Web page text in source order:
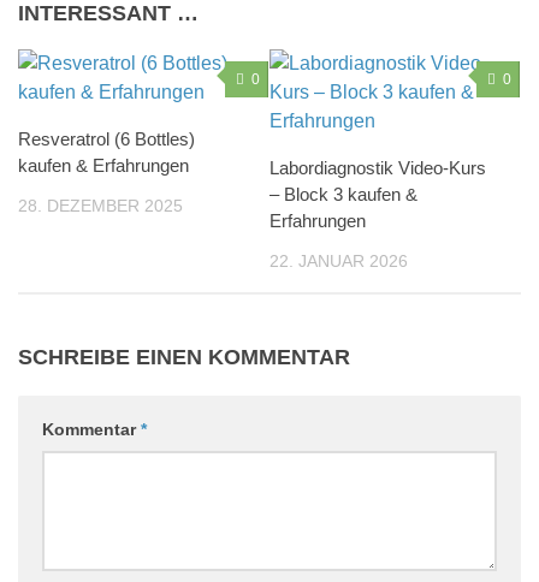
INTERESSANT …
0
Resveratrol (6 Bottles)
kaufen & Erfahrungen
28. DEZEMBER 2025
0
Labordiagnostik Video-Kurs
– Block 3 kaufen &
Erfahrungen
22. JANUAR 2026
SCHREIBE EINEN KOMMENTAR
Kommentar*